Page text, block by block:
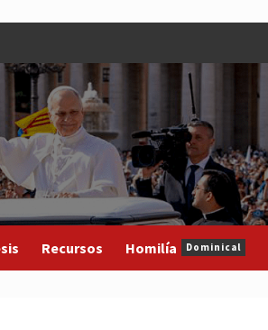
Recursos Homilía Dominical